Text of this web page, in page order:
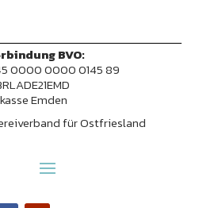
BVO:
0000 0000 0145 89
Emden
für Ostfriesland